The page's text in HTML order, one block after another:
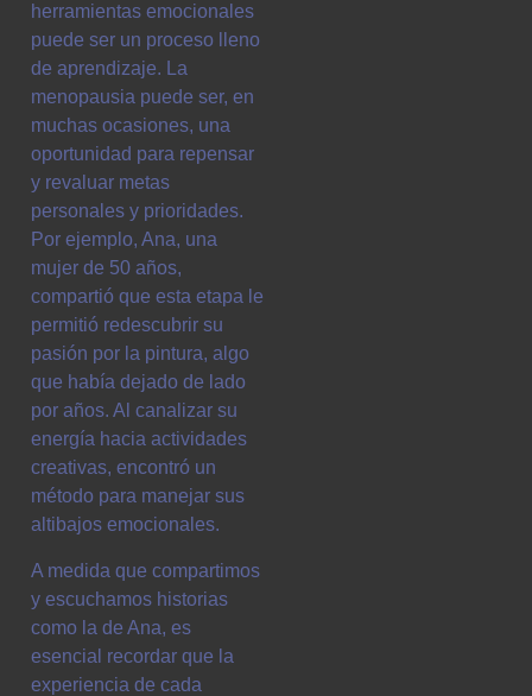
herramientas emocionales
puede ser un proceso lleno
de aprendizaje. La
menopausia puede ser, en
muchas ocasiones, una
oportunidad para repensar
y revaluar metas
personales y prioridades.
Por ejemplo, Ana, una
mujer de 50 años,
compartió que esta etapa le
permitió redescubrir su
pasión por la pintura, algo
que había dejado de lado
por años. Al canalizar su
energía hacia actividades
creativas, encontró un
método para manejar sus
altibajos emocionales.
A medida que compartimos
y escuchamos historias
como la de Ana, es
esencial recordar que la
experiencia de cada